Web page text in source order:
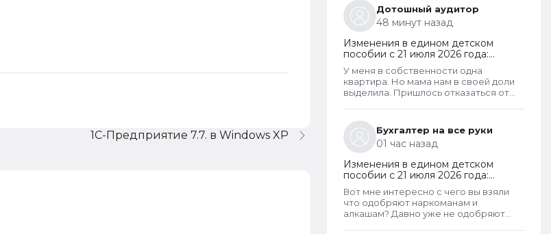
1C-Предприятие 7.7. в Windows XP
Дотошный аудитор
48 минут назад
Изменения в едином детском
пособии с 21 июля 2026 года:
пересмотр правила нулевого
дохода и новый порядок
оформления пособий по месту
пребывания
У меня в собственности одна
квартира. Но мама нам в своей доли
выделила. Пришлось отказаться от
Бухгалтер на все руки
01 час назад
Изменения в едином детском
пособии с 21 июля 2026 года:
пересмотр правила нулевого
дохода и новый порядок
оформления пособий по месту
пребывания
Вот мне интересно с чего вы взяли
что одобряют наркоманам и
алкашам? Давно уже не одобряют